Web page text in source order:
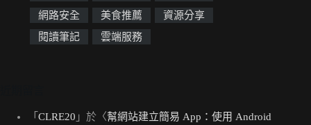
網路安全
美食推薦
資源分享
閱讀筆記
雲端服務
「 CLRE20 」於〈幫網站建立簡易 App：使用 Android